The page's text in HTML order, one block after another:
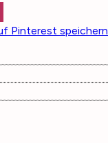
Pinterest speichern